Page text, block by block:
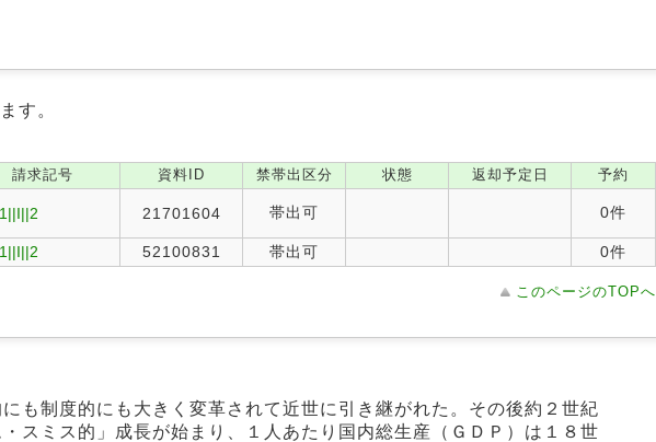
す。
請求記号 資料ID 禁帯出区分 状態 返却予定日 予約
21701604 帯出可 0件
52100831 帯出可 0件
このページのTOPへ
も制度的にも大きく変革されて近世に引き継がれた。その後約２世紀
スミス的」成長が始まり、１人あたり国内総生産（ＧＤＰ）は１８世